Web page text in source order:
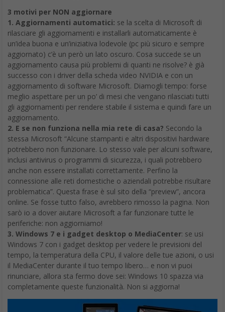
3 motivi per NON aggiornare
1. Aggiornamenti automatici: se la scelta di Microsoft di
rilasciare gli aggiornamenti e installarli automaticamente è
un’idea buona e un’iniziativa lodevole (pc più sicuro e sempre
aggiornato) c’è un però un lato oscuro. Cosa succede se un
aggiornamento causa più problemi di quanti ne risolve? è già
successo con i driver della scheda video NVIDIA e con un
aggiornamento di software Microsoft. Diamogli tempo: forse
meglio aspettare per un po’ di mesi che vengano rilasciati tutti
gli aggiornamenti per rendere stabile il sistema e quindi fare un
aggiornamento.
2. E se non funziona nella mia rete di casa? Secondo la
stessa Microsoft “Alcune stampanti e altri dispositivi hardware
potrebbero non funzionare. Lo stesso vale per alcuni software,
inclusi antivirus o programmi di sicurezza, i quali potrebbero
anche non essere installati correttamente. Perfino la
connessione alle reti domestiche o aziendali potrebbe risultare
problematica”. Questa frase è sul sito della “preview”, ancora
online. Se fosse tutto falso, avrebbero rimosso la pagina. Non
sarò io a dover aiutare Microsoft a far funzionare tutte le
periferiche: non aggiorniamo!
3. Windows 7 e i gadget desktop o MediaCenter: se usi
Windows 7 con i gadget desktop per vedere le previsioni del
tempo, la temperatura della CPU, il valore delle tue azioni, o usi
il MediaCenter durante il tuo tempo libero… e non vi puoi
rinunciare, allora sta fermo dove sei: Windows 10 spazza via
completamente queste funzionalità. Non si aggiorna!